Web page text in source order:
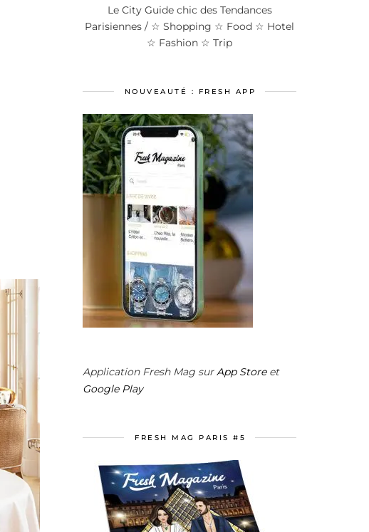
Le City Guide chic des Tendances
Parisiennes / ☆ Shopping ☆ Food ☆ Hotel
☆ Fashion ☆ Trip
NOUVEAUTÉ : FRESH APP
Application Fresh Mag surApp Storeet
Google Play
FRESH MAG PARIS #5